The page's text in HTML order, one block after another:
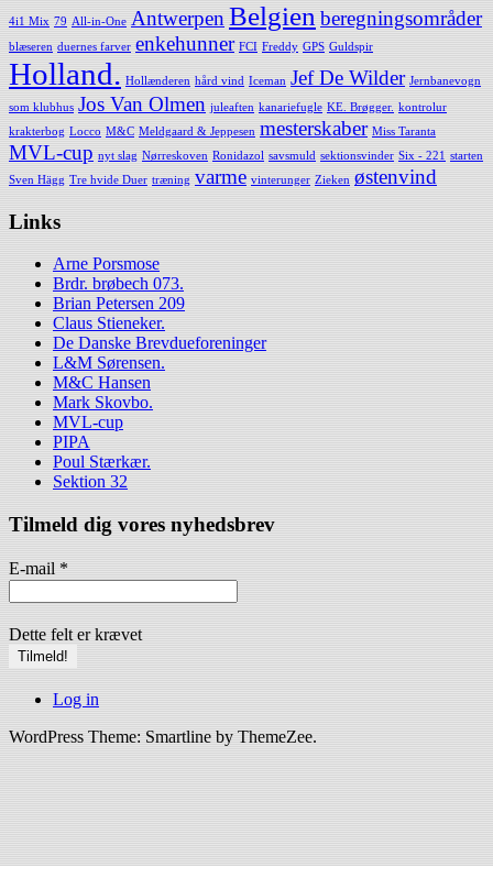
4i1 Mix 79 All-in-One Antwerpen Belgien beregningsområder
blæseren duernes farver enkehunner FCI Freddy GPS Guldspir
Holland. Hollænderen hård vind Iceman Jef De Wilder Jernbanevogn
som klubhus Jos Van Olmen juleaften kanariefugle KE. Brøgger. kontrolur
krakterbog Locco M&C Meldgaard & Jeppesen mesterskaber Miss Taranta
MVL-cup nyt slag Nørreskoven Ronidazol savsmuld sektionsvinder Six - 221
starten
Sven Hägg Tre hvide Duer træning varme vinterunger Zieken østenvind
Links
Arne Porsmose
Brdr. brøbech 073.
Brian Petersen 209
Claus Stieneker.
De Danske Brevdueforeninger
L&M Sørensen.
M&C Hansen
Mark Skovbo.
MVL-cup
PIPA
Poul Stærkær.
Sektion 32
Tilmeld dig vores nyhedsbrev
E-mail *
Dette felt er krævet
Log in
WordPress Theme: Smartline by ThemeZee.